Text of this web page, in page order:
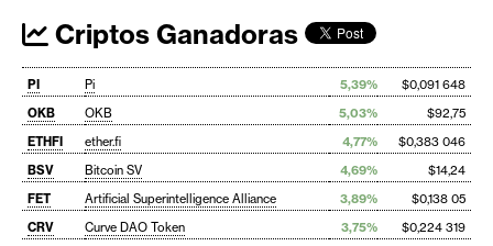
Criptos Ganadoras
PI Pi 5,39%
$0,091 648
OKB
OKB 5,03%
$92,75
ETHFI
ether.fi 4,77%
$0,383 046
BSV
Bitcoin SV 4,69%
$14,24
FET
Artificial Superintelligence Alliance 3,89%
$0,138 05
CRV
Curve DAO Token 3,75%
$0,224 319